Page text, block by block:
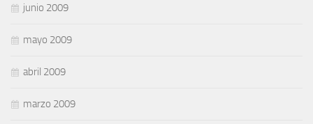
junio 2009
mayo 2009
abril 2009
marzo 2009